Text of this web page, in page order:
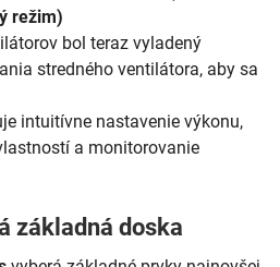
režim)
bol teraz vyladený
stredného ventilátora, aby sa
intuitívne nastavenie výkonu,
a monitorovanie
základná doska